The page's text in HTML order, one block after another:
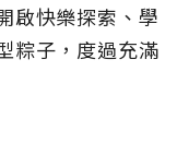
啟快樂探索、學
粽子，度過充滿